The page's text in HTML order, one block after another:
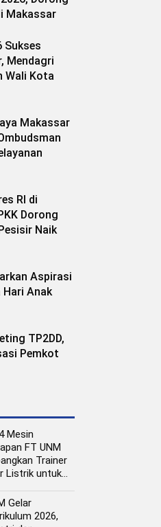
Makassar
Sukses
Mendagri
Wali Kota
Makassar
RI di
Dorong
Naik
Aspirasi
Hari Anak
TP2DD,
Pemkot
Mesin
FT UNM
Trainer
Listrik untuk
Gelar
2026,